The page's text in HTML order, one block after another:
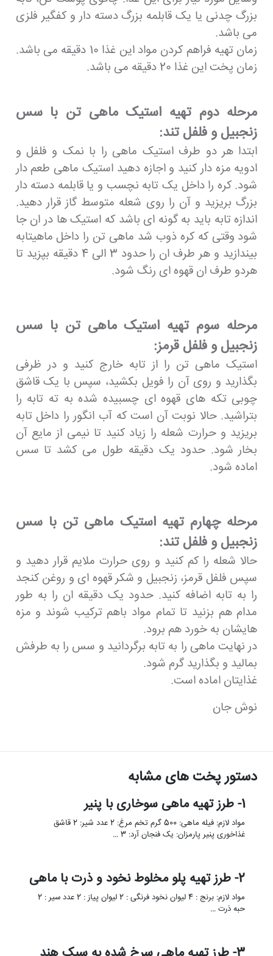
بزرگ چدنی یا یک قابلمه بزرگ دسته دار و کفگیر فلزی
می باشد.
زمان تهیه فراهم کردن مواد این غذا 10 دقیقه می باشد.
زمان پخت این غذا 20 دقیقه می باشد.
مرحله دوم تهیه استیک ماهی تن با سس
زنجبیل و فلفل تند:
ابتدا هر دو طرف استیک ماهی را با نمک و فلفل و
ادویه مزه دار کنید و اجازه دهید استیک ماهی طعم دار
شود. کره را داخل یک تابه نچسب و یا قابلمه دسته دار
بزرگ بریزید و آن را روی شعله متوسط گاز قرار دهید.
اندازه تابه باید به گونه ای باشد که استیک ها در ان جا
شود وقتی که کره ذوب شد ماهی تن را داخل ماهیتابه
بیندازید و هر طرف ان را حدود 3 الی 4 دقیقه بپزید تا
هردو طرف ان قهوه ای رنگ شود.
مرحله سوم تهیه استیک ماهی تن با سس
زنجبیل و فلفل قرمز:
استیک ماهی تن را از تابه خارج کنید و در ظرفی
بگذارید و روی آن را فویل بکشید، سپس با یک قاشق
چوبی تکه های قهوه ای چسبیده شده به ته تابه را
بتراشید. حالا نوبت آن است که آب انگور را داخل تابه
بریزید و حرارت شعله را زیاد کنید تا نیمی از مایع آن
بخار شود. حدود یک دقیقه طول می کشد تا سس
اماده شود.
مرحله چهارم تهیه استیک ماهی تن با سس
زنجبیل و فلفل تند:
حالا شعله را کم کنید و روی حرارت ملایم قرار دهید و
سپس فلفل قرمز، زنجبیل و شکر قهوه ای و روغن کنجد
را به تابه اضافه کنید. حدود یک دقیقه ان را به طور
مدام هم بزنید تا تمام مواد باهم ترکیب شوند و مزه
هایشان به خورد هم برود.
در نهایت ماهی را به تابه برگردانید و سس را به طرفش
بمالید و بگذارید گرم شود.
غذایتان اماده است.
نوش جان
دستور پخت های مشابه
1- طرز تهیه ماهی سوخاری با پنیر
مواد لازم: فیله ماهی: 500 گرم تخم مرغ: 2 عدد شیر: 2 قاشق
غذاخوری پنیر پارمزان: یک فنجان آرد: 3 …
2- طرز تهیه پلو مخلوط نخود و ذرت با ماهی
مواد لازم: برنج : 4 لیوان نخود فرنگی : 2 لیوان پیاز : 2 عدد سیر : 2
حبه ذرت …